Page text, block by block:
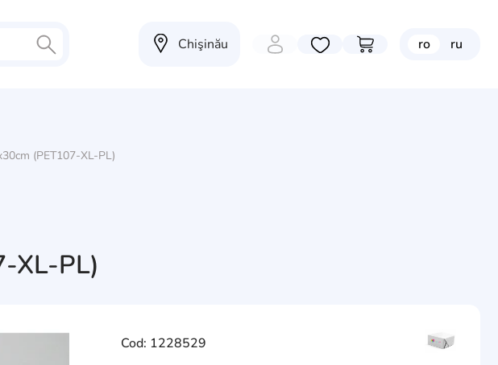
Chişinău Избранные товары
Перейти в корзину
ro ru
(PET107-XL-PL)
XL-PL)
Cod: 1228529